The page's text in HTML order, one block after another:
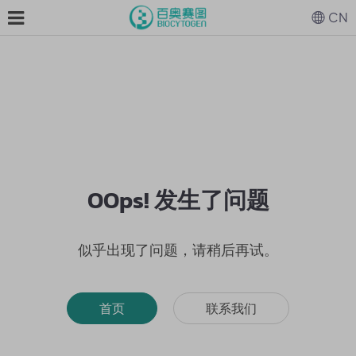
OOps! 发生了问题
似乎出现了问题，请稍后再试。
首页 联系我们
CN